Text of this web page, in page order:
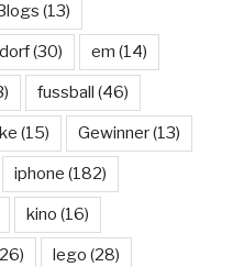
(13)
(30) em (14)
fussball (46)
(15) Gewinner(13)
iphone (182)
kino (16)
lego (28)